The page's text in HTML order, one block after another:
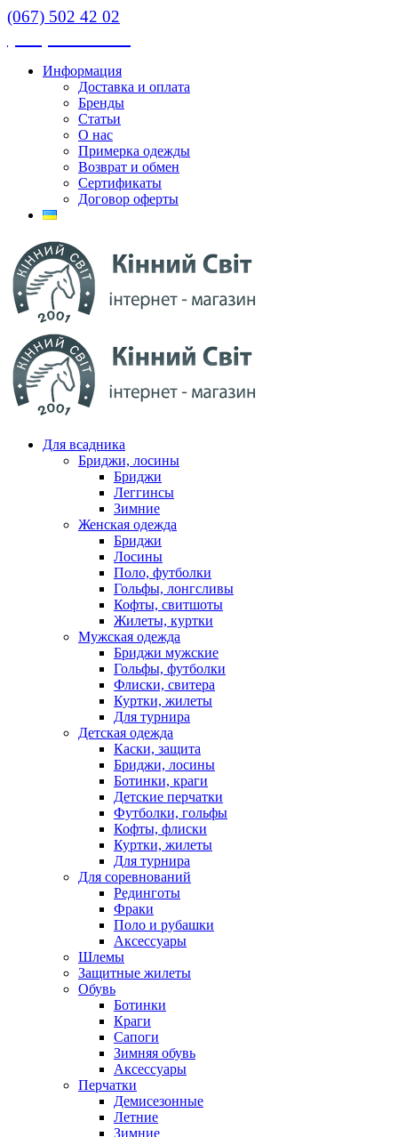
(067) 502 42 02
Информация
Доставка и оплата
Бренды
Статьи
О нас
Примерка одежды
Возврат и обмен
Сертификаты
Договор оферты
Для всадника
Бриджи, лосины
Бриджи
Леггинсы
Зимние
Женская одежда
Бриджи
Лосины
Поло, футболки
Гольфы, лонгсливы
Кофты, свитшоты
Жилеты, куртки
Мужская одежда
Бриджи мужские
Гольфы, футболки
Флиски, свитера
Куртки, жилеты
Для турнира
Детская одежда
Каски, защита
Бриджи, лосины
Ботинки, краги
Детские перчатки
Футболки, гольфы
Кофты, флиски
Куртки, жилеты
Для турнира
Для соревнований
Рединготы
Фраки
Поло и рубашки
Аксессуары
Шлемы
Защитные жилеты
Обувь
Ботинки
Краги
Сапоги
Зимняя обувь
Аксессуары
Перчатки
Демисезонные
Летние
Зимние